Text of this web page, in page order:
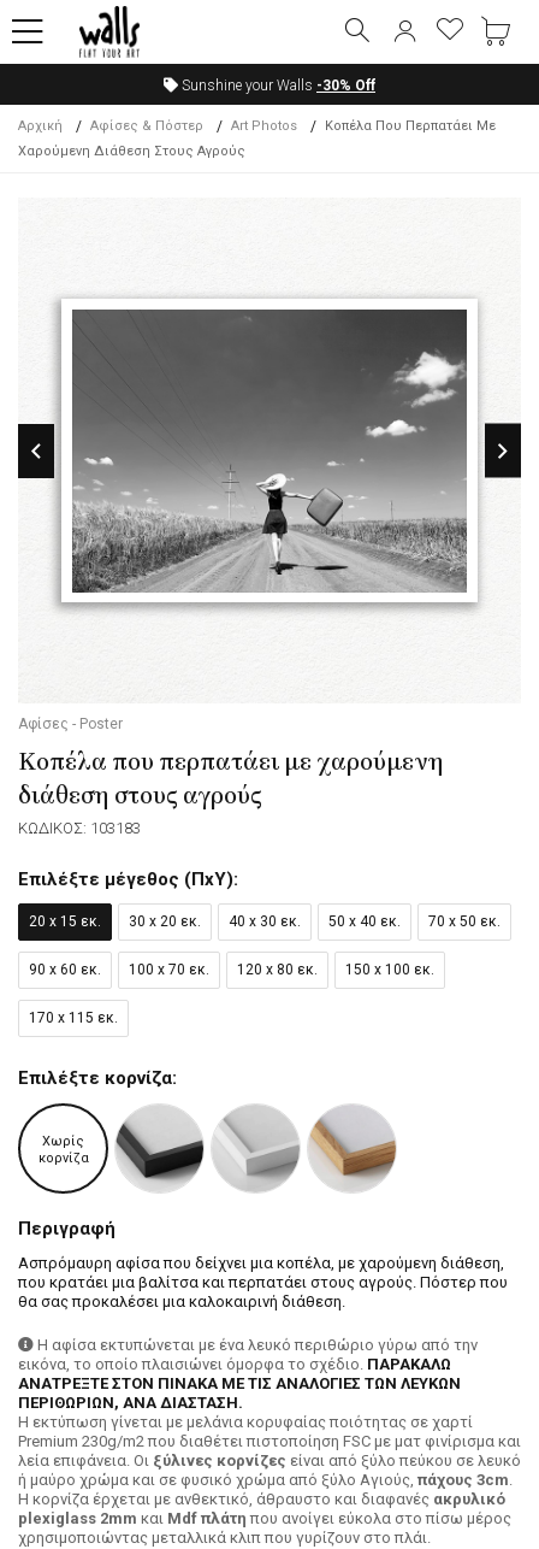
Sunshine your Walls -30% Off
Αρχική Αφίσες & Πόστερ Art Photos
Κοπέλα Που Περπατάει Με
Χαρούμενη Διάθεση Στους Αγρούς
Αφίσες - Poster
Κοπέλα που περπατάει με χαρούμενη
διάθεση στους αγρούς
ΚΩΔΙΚΟΣ: 103183
Επιλέξτε μέγεθος (ΠxΥ):
20 x 15 εκ. 30 x 20 εκ. 40 x 30 εκ. 50 x 40 εκ. 70 x 50 εκ.
90 x 60 εκ. 100 x 70 εκ. 120 x 80 εκ. 150 x 100 εκ.
170 x 115 εκ.
Επιλέξτε κορνίζα:
Χωρίς
κορνίζα
Περιγραφή
Ασπρόμαυρη αφίσα που δείχνει μια κοπέλα, με χαρούμενη διάθεση,
που κρατάει μια βαλίτσα και περπατάει στους αγρούς. Πόστερ που
θα σας προκαλέσει μια καλοκαιρινή διάθεση.
Η αφίσα εκτυπώνεται με ένα λευκό περιθώριο γύρω από την
εικόνα, το οποίο πλαισιώνει όμορφα το σχέδιο. ΠΑΡΑΚΑΛΩ
ΑΝΑΤΡΕΞΤΕ ΣΤΟΝ ΠΙΝΑΚΑ ΜΕ ΤΙΣ ΑΝΑΛΟΓΙΕΣ ΤΩΝ ΛΕΥΚΩΝ
ΠΕΡΙΘΩΡΙΩΝ, ΑΝΑ ΔΙΑΣΤΑΣΗ.
H εκτύπωση γίνεται με μελάνια κορυφαίας ποιότητας σε χαρτί
Premium 230g/m2 που διαθέτει πιστοποίηση FSC με ματ φινίρισμα και
λεία επιφάνεια. Οι ξύλινες κορνίζες είναι από ξύλο πεύκου σε λευκό
ή μαύρο χρώμα και σε φυσικό χρώμα από ξύλο Αγιούς, πάχους 3cm.
Η κορνίζα έρχεται με ανθεκτικό, άθραυστο και διαφανές ακρυλικό
plexiglass 2mm και Mdf πλάτη που ανοίγει εύκολα στο πίσω μέρος
χρησιμοποιώντας μεταλλικά κλιπ που γυρίζουν στο πλάι.